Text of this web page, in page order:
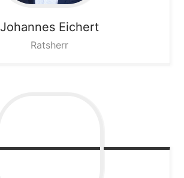
Johannes Eichert
Ratsherr